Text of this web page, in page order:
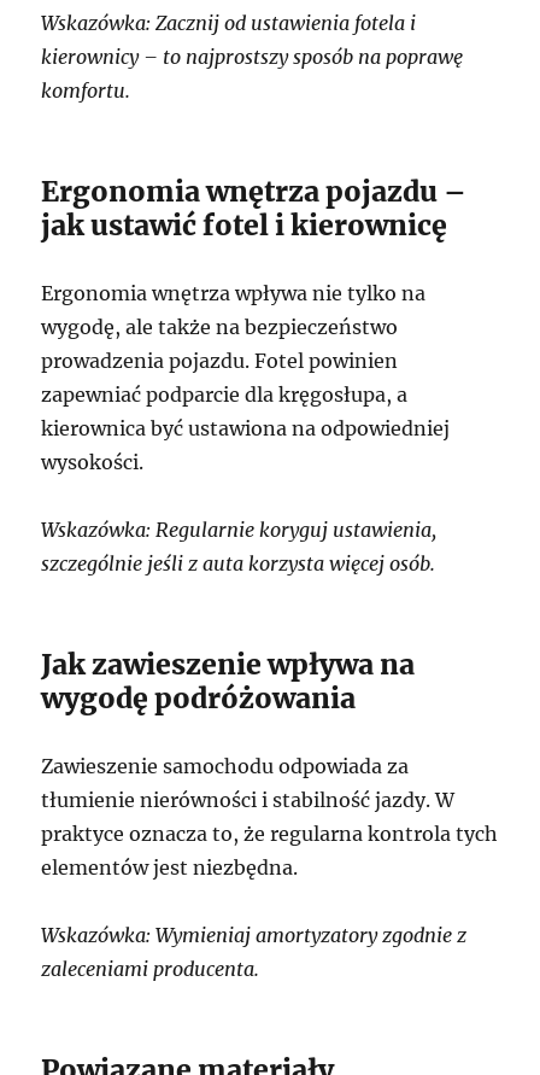
Wskazówka: Zacznij od ustawienia fotela i
kierownicy – to najprostszy sposób na poprawę
komfortu.
Ergonomia wnętrza pojazdu –
jak ustawić fotel i kierownicę
Ergonomia wnętrza wpływa nie tylko na
wygodę, ale także na bezpieczeństwo
prowadzenia pojazdu. Fotel powinien
zapewniać podparcie dla kręgosłupa, a
kierownica być ustawiona na odpowiedniej
wysokości.
Wskazówka: Regularnie koryguj ustawienia,
szczególnie jeśli z auta korzysta więcej osób.
Jak zawieszenie wpływa na
wygodę podróżowania
Zawieszenie samochodu odpowiada za
tłumienie nierówności i stabilność jazdy. W
praktyce oznacza to, że regularna kontrola tych
elementów jest niezbędna.
Wskazówka: Wymieniaj amortyzatory zgodnie z
zaleceniami producenta.